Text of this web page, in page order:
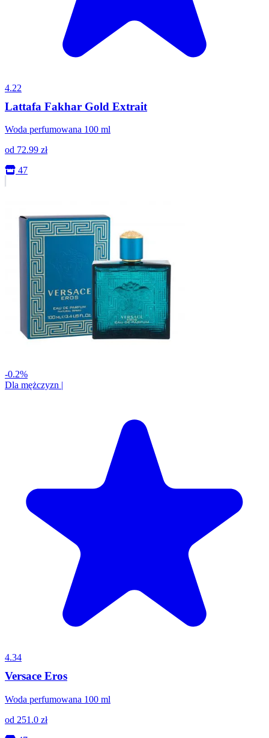
4.22
Lattafa Fakhar Gold Extrait
Woda perfumowana 100 ml
od 72.99 zł
47
-0.2%
Dla mężczyzn
4.34
Versace Eros
Woda perfumowana 100 ml
od 251.0 zł